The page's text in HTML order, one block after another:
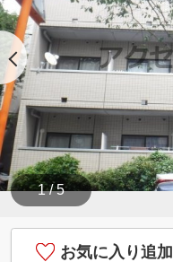
1 / 5
お気に入り追加